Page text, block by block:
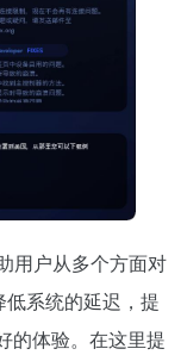
用户从多个方面对
系统的延迟，提
的体验。在这里提